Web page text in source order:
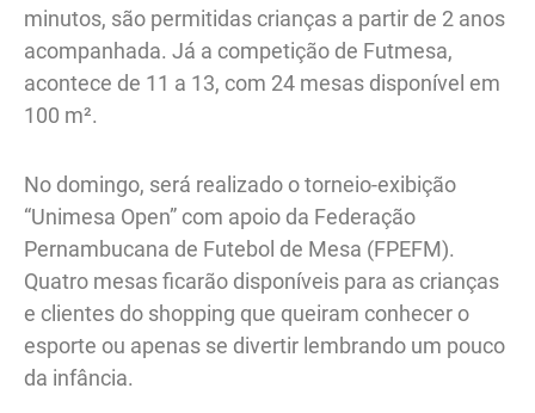
minutos, são permitidas crianças a partir de 2 anos
acompanhada. Já a competição de Futmesa,
acontece de 11 a 13, com 24 mesas disponível em
100 m².
No domingo, será realizado o torneio-exibição
“Unimesa Open” com apoio da Federação
Pernambucana de Futebol de Mesa (FPEFM).
Quatro mesas ficarão disponíveis para as crianças
e clientes do shopping que queiram conhecer o
esporte ou apenas se divertir lembrando um pouco
da infância.